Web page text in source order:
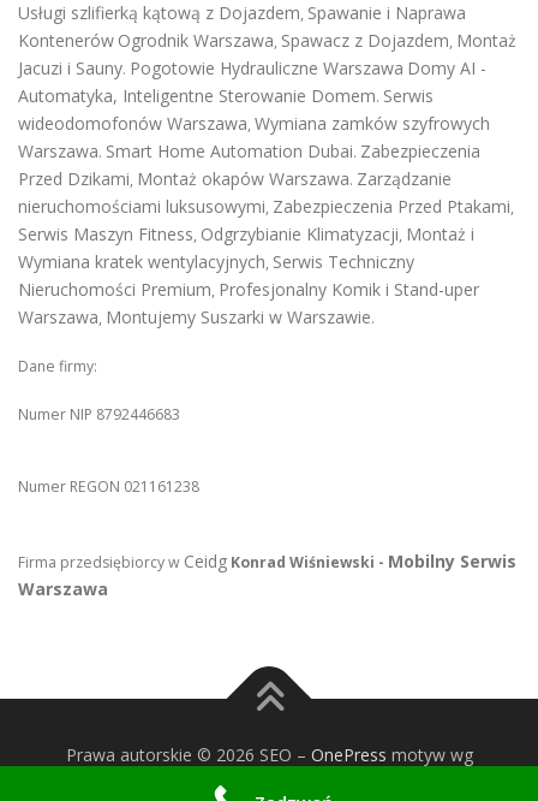
Usługi szlifierką kątową z Dojazdem, Spawanie i Naprawa
Kontenerów Ogrodnik Warszawa, Spawacz z Dojazdem, Montaż
Jacuzi i Sauny. Pogotowie Hydrauliczne Warszawa Domy AI -
Automatyka, Inteligentne Sterowanie Domem. Serwis
wideodomofonów Warszawa, Wymiana zamków szyfrowych
Warszawa. Smart Home Automation Dubai. Zabezpieczenia
Przed Dzikami, Montaż okapów Warszawa. Zarządzanie
nieruchomościami luksusowymi, Zabezpieczenia Przed Ptakami,
Serwis Maszyn Fitness, Odgrzybianie Klimatyzacji, Montaż i
Wymiana kratek wentylacyjnych, Serwis Techniczny
Nieruchomości Premium, Profesjonalny Komik i Stand-uper
Warszawa, Montujemy Suszarki w Warszawie.
Dane firmy:
Numer NIP 8792446683
Numer REGON 021161238
Firma przedsiębiorcy w Ceidg Konrad Wiśniewski - Mobilny Serwis
Warszawa
Prawa autorskie © 2026 SEO – OnePress motyw wg
FameThemes